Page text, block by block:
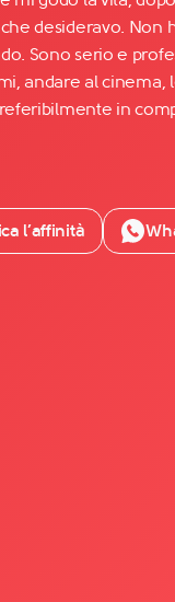
desideravo. Non
Sono serio e
andare al
in
l’affinità